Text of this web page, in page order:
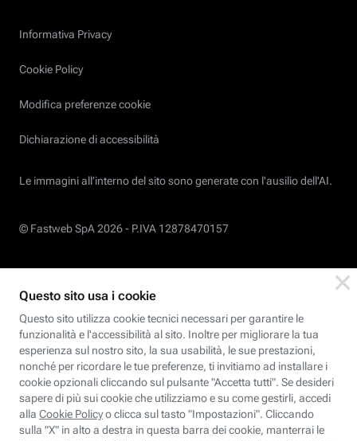
Informativa Privacy
Cookie Policy
Modifica preferenze cookie
Dichiarazione di accessibilità
Le immagini all’interno del sito sono generate con l'ausilio dell'AI.
© Fastweb SpA 2026 - P.IVA 12878470157